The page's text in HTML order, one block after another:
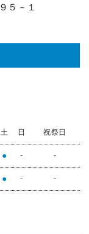
５－１
土 日 祝祭日
● - -
● - -